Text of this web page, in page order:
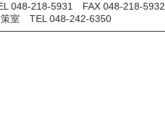
048-218-5931 FAX 048-218-5932
策室 TEL 048-242-6350